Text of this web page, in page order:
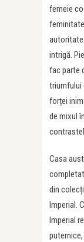
femeie
intrigă.
fac parte
triumfului
forței
de mixul
Casa
din
Imperial.
Imperial